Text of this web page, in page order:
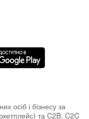
осіб і бізнесу за
та C2B, C2C